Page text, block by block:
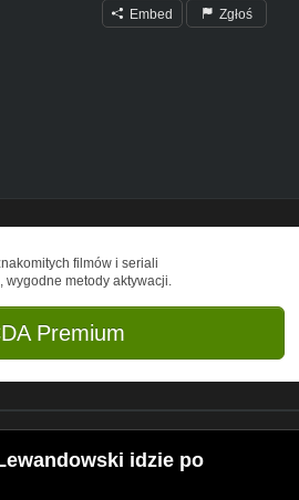
Embed Zgłoś
filmów i seriali
wygodne metody aktywacji.
Premium
idzie po